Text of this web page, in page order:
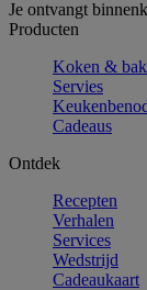
Je ontvangt
Producten
Koken &
Servies
Cadeaus
Ontdek
Recepten
Verhalen
Services
Wedstrijd
Cadeaukaart